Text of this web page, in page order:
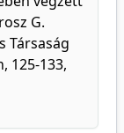
G.
Társaság
125-133,